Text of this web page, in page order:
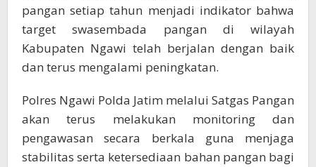
pangan setiap tahun menjadi indikator bahwa
target swasembada pangan di wilayah
Kabupaten Ngawi telah berjalan dengan baik
dan terus mengalami peningkatan.
Polres Ngawi Polda Jatim melalui Satgas Pangan
akan terus melakukan monitoring dan
pengawasan secara berkala guna menjaga
stabilitas serta ketersediaan bahan pangan bagi